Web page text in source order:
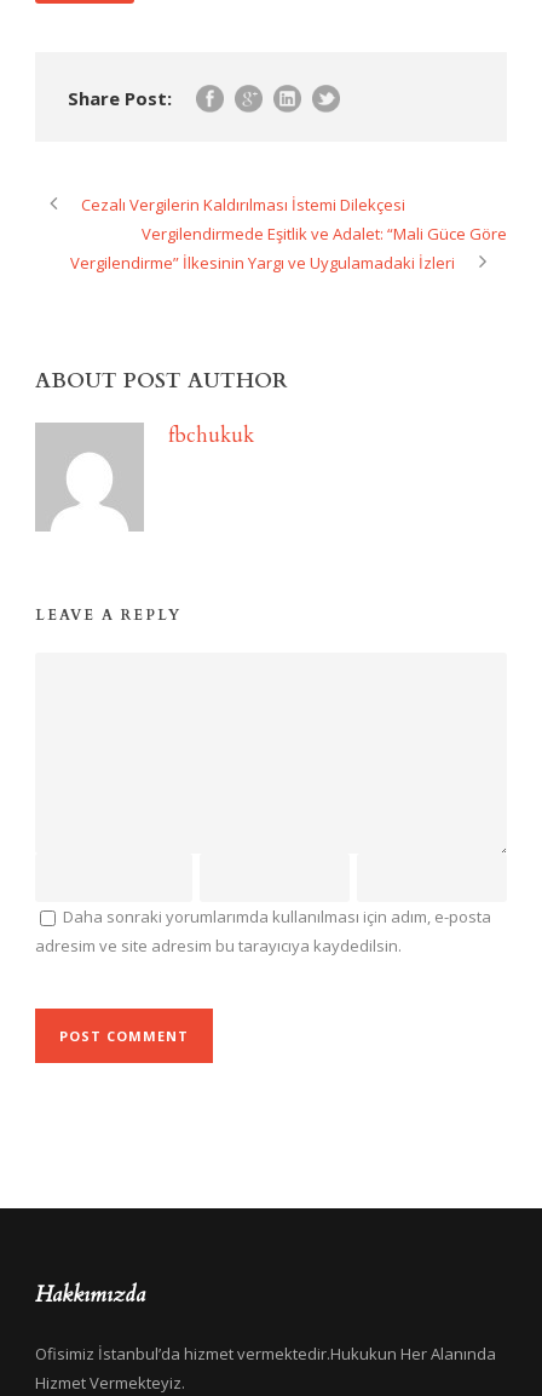
Share Post:
Cezalı Vergilerin Kaldırılması İstemi Dilekçesi
Vergilendirmede Eşitlik ve Adalet: “Mali Güce Göre
Vergilendirme” İlkesinin Yargı ve Uygulamadaki İzleri
ABOUT POST AUTHOR
fbchukuk
LEAVE A REPLY
Daha sonraki yorumlarımda kullanılması için adım, e-posta
adresim ve site adresim bu tarayıcıya kaydedilsin.
Hakkımızda
Ofisimiz İstanbul’da hizmet vermektedir.Hukukun Her Alanında
Hizmet Vermekteyiz.